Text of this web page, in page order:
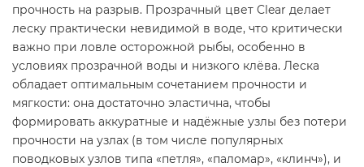
прочность на разрыв. Прозрачный цвет Clear делает
леску практически невидимой в воде, что критически
важно при ловле осторожной рыбы, особенно в
условиях прозрачной воды и низкого клёва. Леска
обладает оптимальным сочетанием прочности и
мягкости: она достаточно эластична, чтобы
формировать аккуратные и надёжные узлы без потери
прочности на узлах (в том числе популярных
поводковых узлов типа «петля», «паломар», «клинч»), и